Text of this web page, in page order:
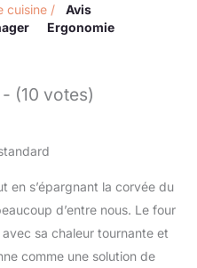
cuisine /
Avis
Ergonomie
(10 votes)
en s’épargnant la corvée du
d’entre nous. Le four
sa chaleur tournante et
comme une solution de